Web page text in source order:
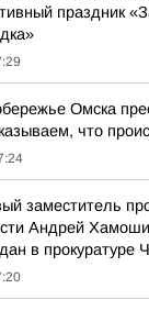
праздник
Омска
что
заместитель
Андрей
в прокуратуре